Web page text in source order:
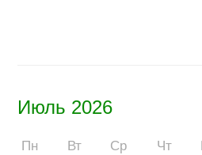
Июль 2026
Пн Вт Ср Чт